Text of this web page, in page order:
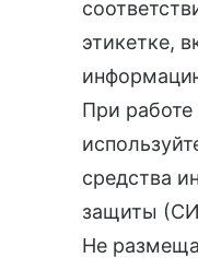
этикетке,
При
средства
защиты
Не